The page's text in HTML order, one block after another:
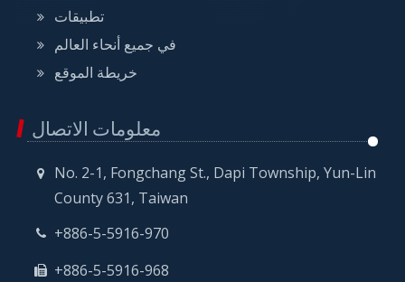
تطبيقات
في جميع أنحاء العالم
خريطة الموقع
معلومات الاتصال
No. 2-1, Fongchang St., Dapi Township, Yun-Lin
County 631, Taiwan
+886-5-5916-970
+886-5-5916-968